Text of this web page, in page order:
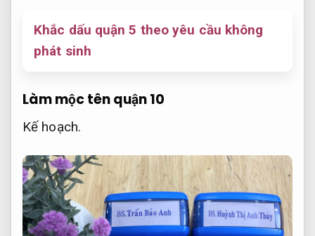
Khắc dấu quận 5 theo yêu cầu không
phát sinh
Làm mộc tên quận 10
Kế hoạch.